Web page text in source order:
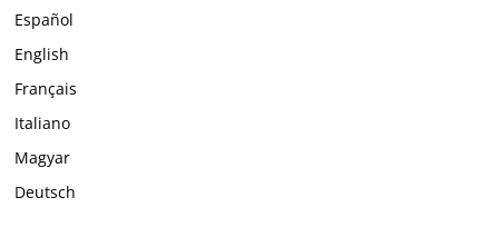
Español
English
Français
Italiano
Magyar
Deutsch